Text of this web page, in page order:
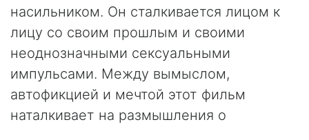
насильником. Он сталкивается лицом к
лицу со своим прошлым и своими
неоднозначными сексуальными
импульсами. Между вымыслом,
автофикцией и мечтой этот фильм
наталкивает на размышления о